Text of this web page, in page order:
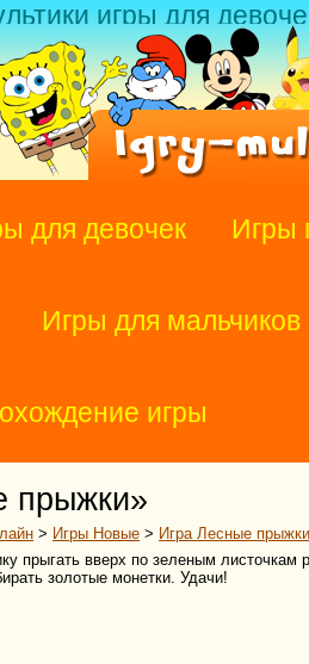
игры для
для девочек Игры
Игры для мальчиков
игры
прыжки»
> Игры Новые > Игра Лесные прыжки
прыгать вверх по зеленым
золотые монетки. Удачи!